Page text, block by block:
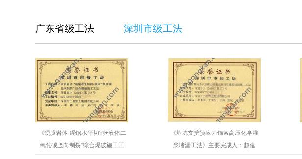
广东省级工法 深圳市级工法
《硬质岩体“绳锯水平切割+液体二
氧化碳竖向制裂”综合爆破施工工
《基坑支护预应力锚索高压化学灌
浆堵漏工法》主要完成人：赵建